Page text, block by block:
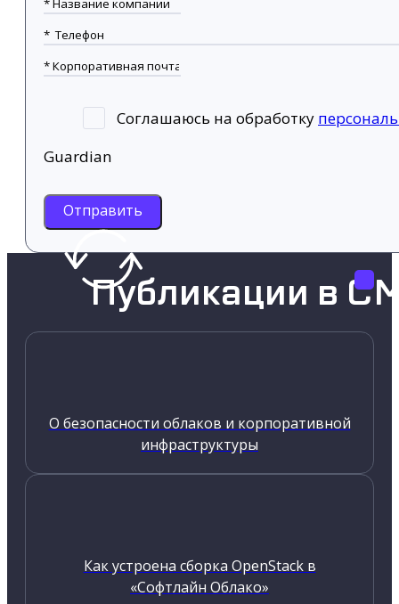
Соглашаюсь на обработку
Guardian
Отправить
Публикации в
О безопасности облаков и корпоративной
инфраструктуры
Как устроена сборка OpenStack в
«Софтлайн Облако»